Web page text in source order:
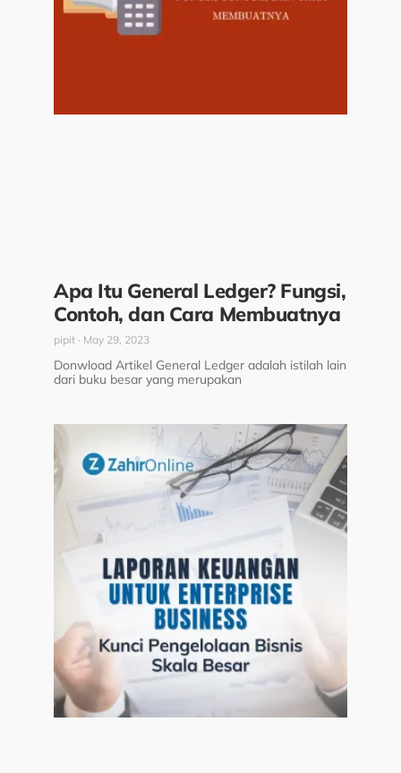
Apa Itu General Ledger? Fungsi,
Contoh, dan Cara Membuatnya
pipit May 29, 2023
Donwload Artikel General Ledger adalah istilah lain
dari buku besar yang merupakan